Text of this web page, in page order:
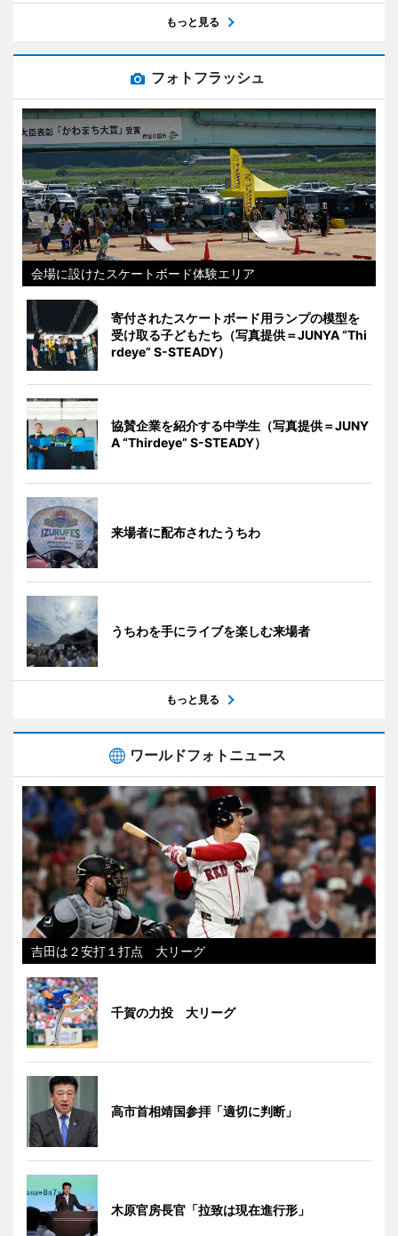
もっと見る
フォトフラッシュ
会場に設けたスケートボード体験エリア
寄付されたスケートボード用ランプの模型を
受け取る子どもたち（写真提供＝JUNYA “Thi
rdeye” S-STEADY）
協賛企業を紹介する中学生（写真提供＝JUNY
A “Thirdeye” S-STEADY）
来場者に配布されたうちわ
うちわを手にライブを楽しむ来場者
もっと見る
ワールドフォトニュース
吉田は２安打１打点 大リーグ
千賀の力投 大リーグ
高市首相靖国参拝「適切に判断」
木原官房長官「拉致は現在進行形」